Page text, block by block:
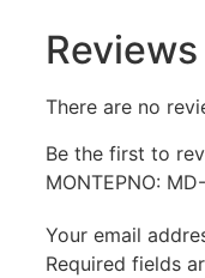
Reviews
There are no
Be the first to
ΜΟΝΤΕΡΝΟ: MD-
Your email
Required fields